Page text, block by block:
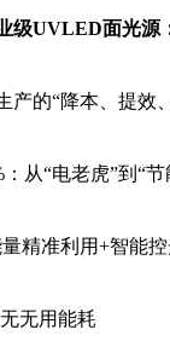
级UVLED面光源
“降本、提效、
从“电老虎”到“节
准利用+智能控
无用能耗